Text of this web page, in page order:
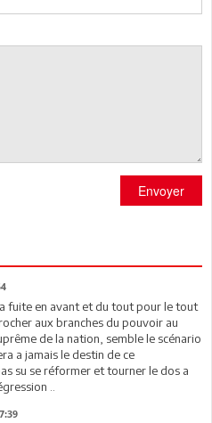
Envoyer
fuite en avant et du tout pour le tout
aux branches du pouvoir au
de la nation, semble le scénario
a jamais le destin de ce
su se réformer et tourner le dos a
..